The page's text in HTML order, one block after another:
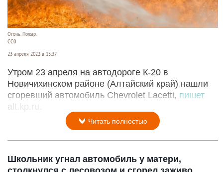
Огонь. Пожар.
CC0
23 апреля 2022 в 15:37
Утром 23 апреля на автодороге К-20 в
Новичихинском районе (Алтайский край) нашли
сгоревший автомобиль Chevrolet Lacetti, пишет
alt.kp.ru.
Читать полностью
Школьник угнал автомобиль у матери,